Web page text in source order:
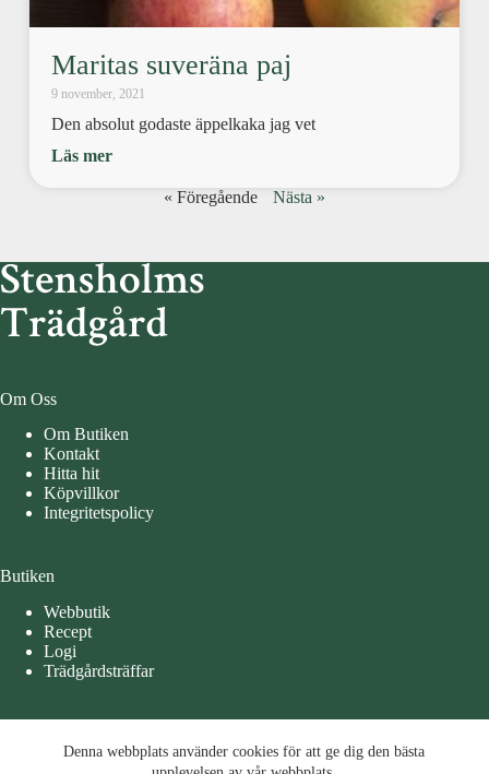
Denna webbplats använder cookies för att ge dig den bästa
Maritas suveräna paj
9 november, 2021
Den absolut godaste äppelkaka jag vet
Läs mer
« Föregående Nästa »
Om Oss
Om Butiken
Kontakt
Hitta hit
Köpvillkor
Integritetspolicy
Butiken
Webbutik
Recept
Logi
Trädgårdsträffar
Måndag – Tisdag 10-15
Denna webbplats använder cookies för att ge dig den bästa